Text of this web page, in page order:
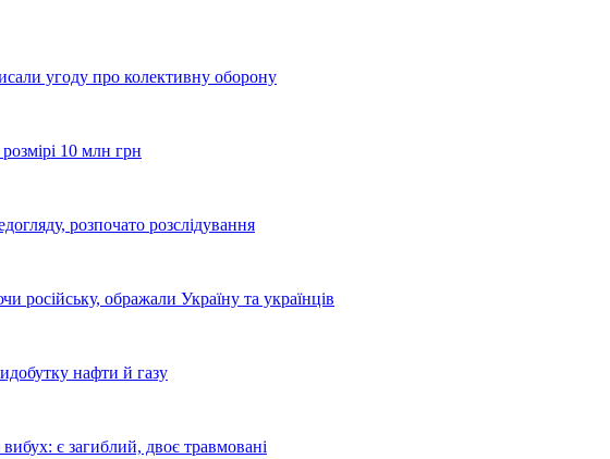
угоду про колективну оборону
10 млн грн
розпочато розслідування
російську, ображали Україну та українців
нафти й газу
є загиблий, двоє травмовані